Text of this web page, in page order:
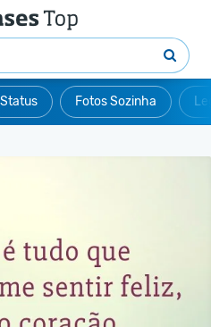
Status Fotos Sozinha